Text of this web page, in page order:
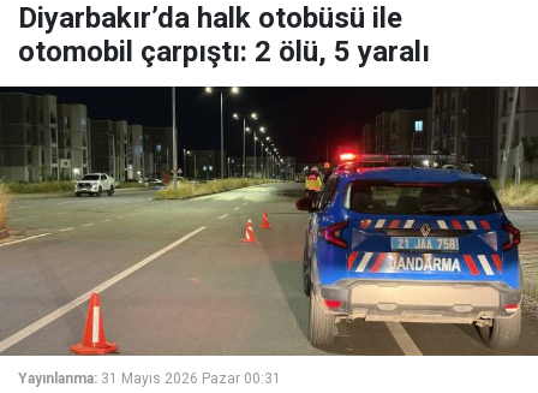
Diyarbakır’da halk otobüsü ile
otomobil çarpıştı: 2 ölü, 5 yaralı
Yayınlanma: 31 Mayıs 2026 Pazar 00:31